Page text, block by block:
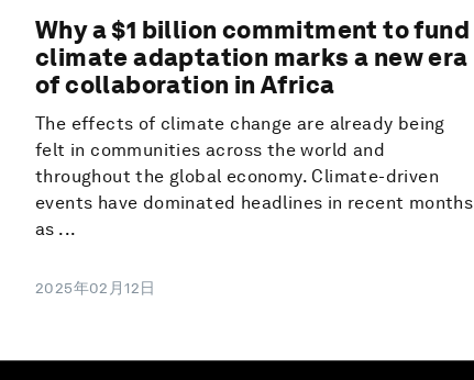
Why a $1 billion commitment to fund
climate adaptation marks a new era
of collaboration in Africa
The effects of climate change are already being
felt in communities across the world and
throughout the global economy. Climate-driven
events have dominated headlines in recent months
as ...
2025年02月12日